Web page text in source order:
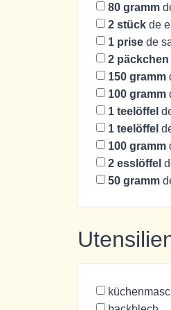
80 gramm
2 stück de
1 prise de
2 päckchen
150 gramm
100 gramm
1 teelöffel
1 teelöffel
100 gramm
2 esslöffel
50 gramm